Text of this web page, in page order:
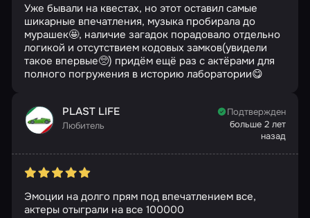
Уже бывали на квестах, но этот оставил самые
шикарные впечатления, музыка пробирала до
мурашек🤩, наличие загадок порадовало отдельно
логикой и отсутствием кодовых замков(увидели
такое впервые🥺) придём ещё раз с актёрами для
полного погружения в историю лаборатории😋
PLAST LIFE
Любитель
Подтвержден
больше 2 лет
назад
Эмоции на долго прям под впечатлением все,
актеры отыграли на все 100000